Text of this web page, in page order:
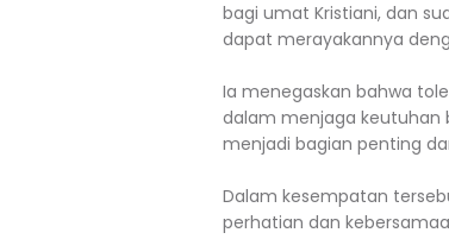
bagi umat Kristiani, dan
dapat merayakannya
Ia menegaskan bahwa
dalam menjaga keutuhan
menjadi bagian penting
Dalam kesempatan
perhatian dan